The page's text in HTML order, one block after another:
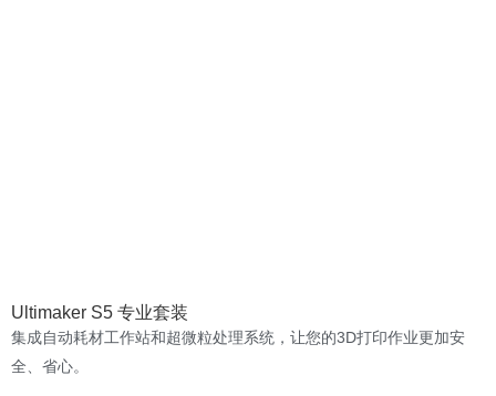
Ultimaker S5 专业套装
集成自动耗材工作站和超微粒处理系统，让您的3D打印作业更加安
全、省心。